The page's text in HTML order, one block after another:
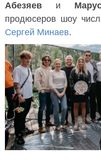
Абезяев и
продюсеров шоу
Сергей Минаев.